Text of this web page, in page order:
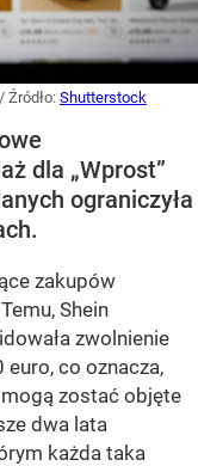
/ Źródło: Shutterstock
dla „Wprost”
ograniczyła
zakupów
Shein
zwolnienie
co oznacza,
zostać objęte
dwa lata
każda taka